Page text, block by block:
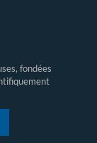
fondées